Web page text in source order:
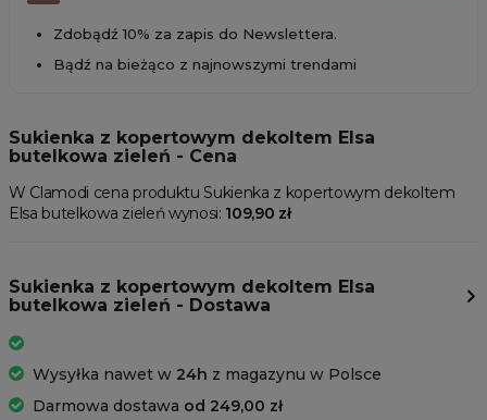
Zdobądź 10% za zapis do Newslettera.
Bądź na bieżąco z najnowszymi trendami
Sukienka z kopertowym dekoltem Elsa
butelkowa zieleń - Cena
W Clamodi cena produktu Sukienka z kopertowym dekoltem
Elsa butelkowa zieleń wynosi: 109,90 zł
Sukienka z kopertowym dekoltem Elsa
butelkowa zieleń - Dostawa
Wysyłka nawet w 24h z magazynu w Polsce
Darmowa dostawa od 249,00 zł